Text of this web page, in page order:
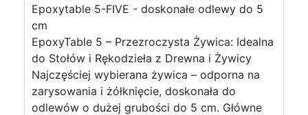
Epoxytable 5-FIVE - doskonałe odlewy do 5
cm
EpoxyTable 5 – Przezroczysta Żywica: Idealna
do Stołów i Rękodzieła z Drewna i Żywicy
Najczęściej wybierana żywica – odporna na
zarysowania i żółknięcie, doskonała do
odlewów o dużej grubości do 5 cm. Główne